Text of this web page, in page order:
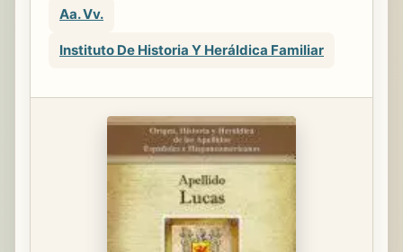
Aa. Vv.
Instituto De Historia Y Heráldica Familiar